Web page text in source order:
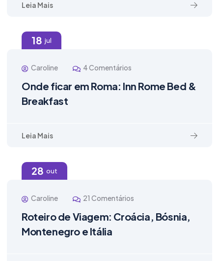
Leia Mais
18 jul
Caroline 4 Comentários
Onde ficar em Roma: Inn Rome Bed &
Breakfast
Leia Mais
28 out
Caroline 21 Comentários
Roteiro de Viagem: Croácia, Bósnia,
Montenegro e Itália